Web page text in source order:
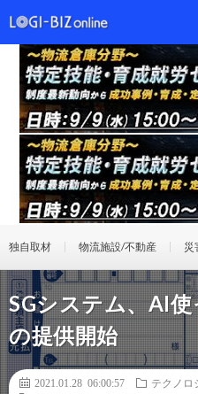
独自取材 物流施設/不動産 災
SGシステム、AI
の提供開始
2021.01.28 06:00:57
テクノロ